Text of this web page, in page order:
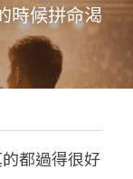
時候拼命渴
都過得很好